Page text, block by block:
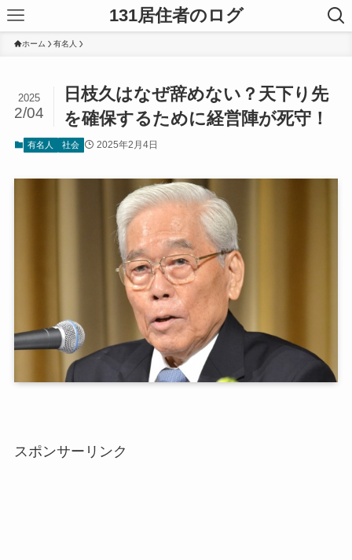
131居住者のログ
ホーム 有名人
日枝久はなぜ辞めない？天下り先
を確保するために経営陣が死守！
2025
2/04
有名人 社会 2025年2月4日
スポンサーリンク